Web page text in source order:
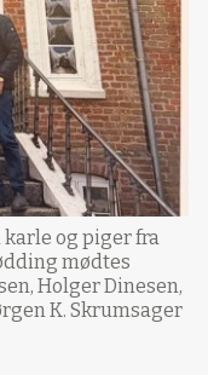
og piger fra
mødtes
Holger Dinesen,
K. Skrumsager